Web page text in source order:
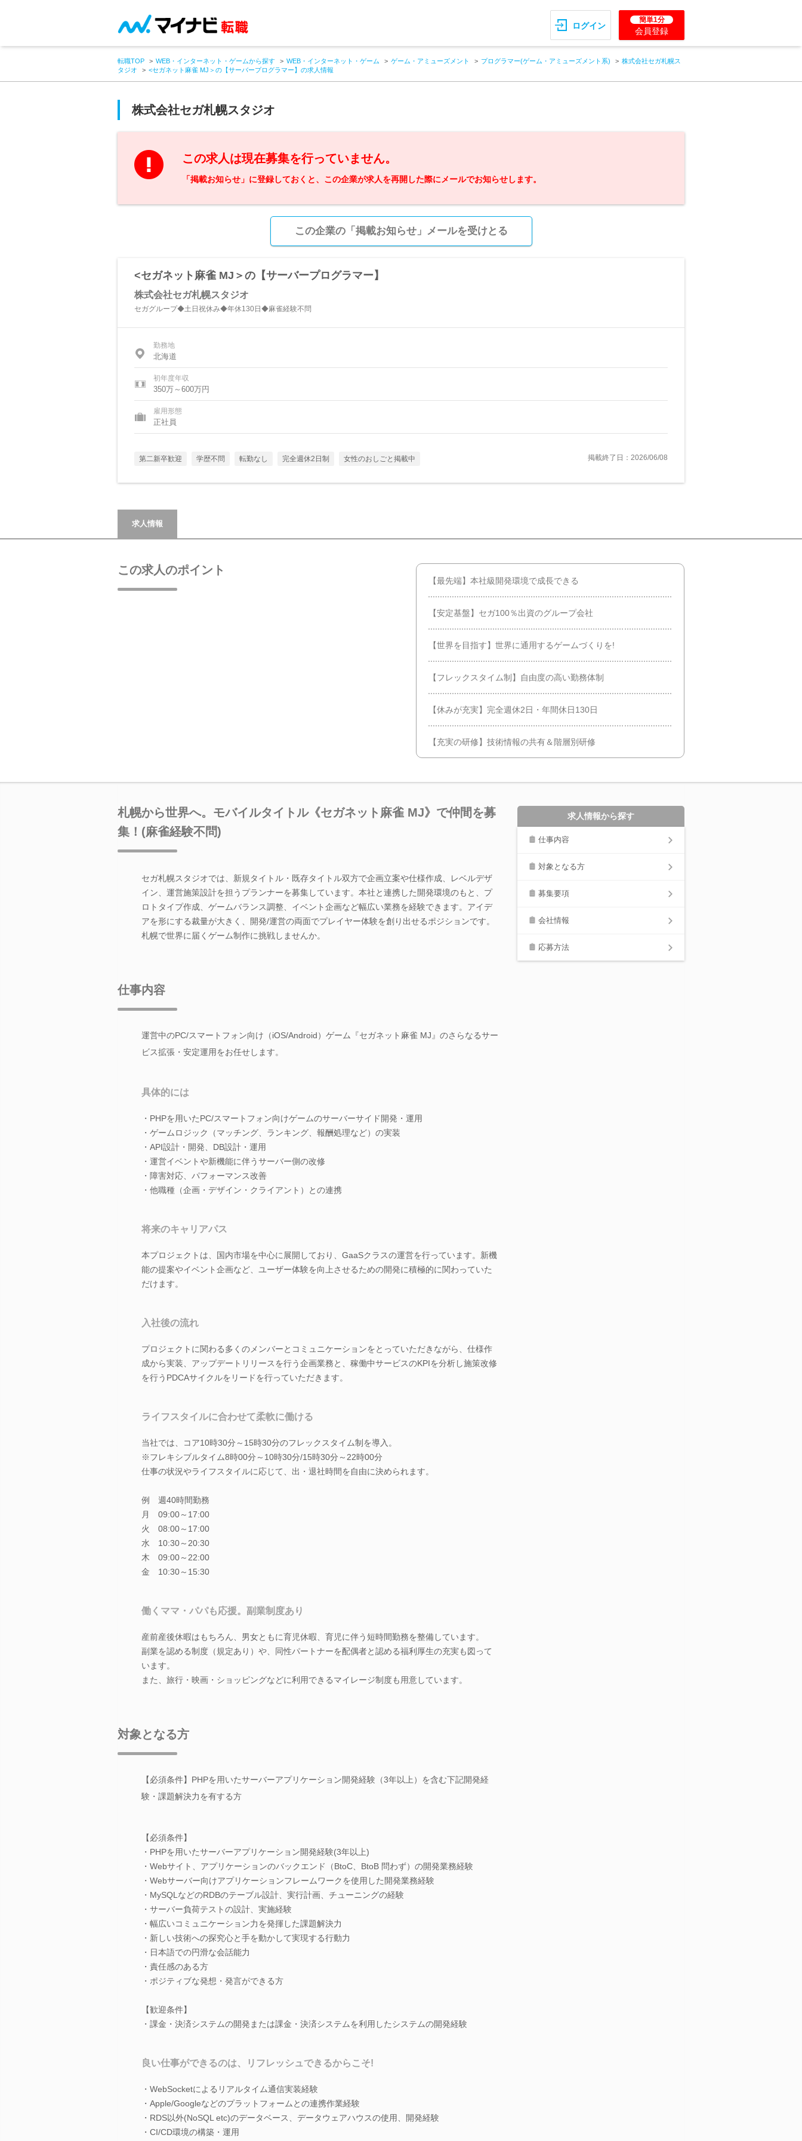
ログイン
簡単1分
会員登録
転職TOP WEB・インターネット・ゲームから探す WEB・インターネット・ゲーム ゲーム・アミューズメント プログラマー(ゲーム・アミューズメント系)
株式会社セガ札幌ス
タジオ
<セガネット麻雀 MJ＞の【サーバープログラマー】の求人情報
株式会社セガ札幌スタジオ
この求人は現在募集を行っていません。
「掲載お知らせ」に登録しておくと、この企業が求人を再開した際にメールでお知らせします。
この企業の「掲載お知らせ」メールを受けとる
<セガネット麻雀 MJ＞の【サーバープログラマー】
株式会社セガ札幌スタジオ
セガグループ◆土日祝休み◆年休130日◆麻雀経験不問
勤務地
北海道
初年度年収
350万～600万円
雇用形態
正社員
第二新卒歓迎 学歴不問 転勤なし 完全週休2日制 女性のおしごと掲載中 掲載終了日：2026/06/08
求人情報
この求人のポイント
【最先端】本社級開発環境で成長できる
【安定基盤】セガ100％出資のグループ会社
【世界を目指す】世界に通用するゲームづくりを!
【フレックスタイム制】自由度の高い勤務体制
【休みが充実】完全週休2日・年間休日130日
【充実の研修】技術情報の共有＆階層別研修
札幌から世界へ。モバイルタイトル《セガネット麻雀 MJ》で仲間を募
集！(麻雀経験不問)
セガ札幌スタジオでは、新規タイトル・既存タイトル双方で企画立案や仕様作成、レベルデザ
イン、運営施策設計を担うプランナーを募集しています。本社と連携した開発環境のもと、プ
ロトタイプ作成、ゲームバランス調整、イベント企画など幅広い業務を経験できます。アイデ
アを形にする裁量が大きく、開発/運営の両面でプレイヤー体験を創り出せるポジションです。
札幌で世界に届くゲーム制作に挑戦しませんか。
仕事内容
運営中のPC/スマートフォン向け（iOS/Android）ゲーム『セガネット麻雀 MJ』のさらなるサー
ビス拡張・安定運用をお任せします。
具体的には
・PHPを用いたPC/スマートフォン向けゲームのサーバーサイド開発・運用
・ゲームロジック（マッチング、ランキング、報酬処理など）の実装
・API設計・開発、DB設計・運用
・運営イベントや新機能に伴うサーバー側の改修
・障害対応、パフォーマンス改善
・他職種（企画・デザイン・クライアント）との連携
将来のキャリアパス
本プロジェクトは、国内市場を中心に展開しており、GaaSクラスの運営を行っています。新機
能の提案やイベント企画など、ユーザー体験を向上させるための開発に積極的に関わっていた
だけます。
入社後の流れ
プロジェクトに関わる多くのメンバーとコミュニケーションをとっていただきながら、仕様作
成から実装、アップデートリリースを行う企画業務と、稼働中サービスのKPIを分析し施策改修
を行うPDCAサイクルをリードを行っていただきます。
ライフスタイルに合わせて柔軟に働ける
当社では、コア10時30分～15時30分のフレックスタイム制を導入。
※フレキシブルタイム8時00分～10時30分/15時30分～22時00分
仕事の状況やライフスタイルに応じて、出・退社時間を自由に決められます。
例 週40時間勤務
月 09:00～17:00
火 08:00～17:00
水 10:30～20:30
木 09:00～22:00
金 10:30～15:30
働くママ・パパも応援。副業制度あり
産前産後休暇はもちろん、男女ともに育児休暇、育児に伴う短時間勤務を整備しています。
副業を認める制度（規定あり）や、同性パートナーを配偶者と認める福利厚生の充実も図って
います。
また、旅行・映画・ショッピングなどに利用できるマイレージ制度も用意しています。
対象となる方
【必須条件】PHPを用いたサーバーアプリケーション開発経験（3年以上）を含む下記開発経
験・課題解決力を有する方
【必須条件】
・PHPを用いたサーバーアプリケーション開発経験(3年以上)
・Webサイト、アプリケーションのバックエンド（BtoC、BtoB 問わず）の開発業務経験
・Webサーバー向けアプリケーションフレームワークを使用した開発業務経験
・MySQLなどのRDBのテーブル設計、実行計画、チューニングの経験
・サーバー負荷テストの設計、実施経験
・幅広いコミュニケーション力を発揮した課題解決力
・新しい技術への探究心と手を動かして実現する行動力
・日本語での円滑な会話能力
・責任感のある方
・ポジティブな発想・発言ができる方
【歓迎条件】
・課金・決済システムの開発または課金・決済システムを利用したシステムの開発経験
良い仕事ができるのは、リフレッシュできるからこそ!
・WebSocketによるリアルタイム通信実装経験
・Apple/Googleなどのプラットフォームとの連携作業経験
・RDS以外(NoSQL etc)のデータベース、データウェアハウスの使用、開発経験
・CI/CD環境の構築・運用
求人情報から探す
仕事内容
対象となる方
募集要項
会社情報
応募方法